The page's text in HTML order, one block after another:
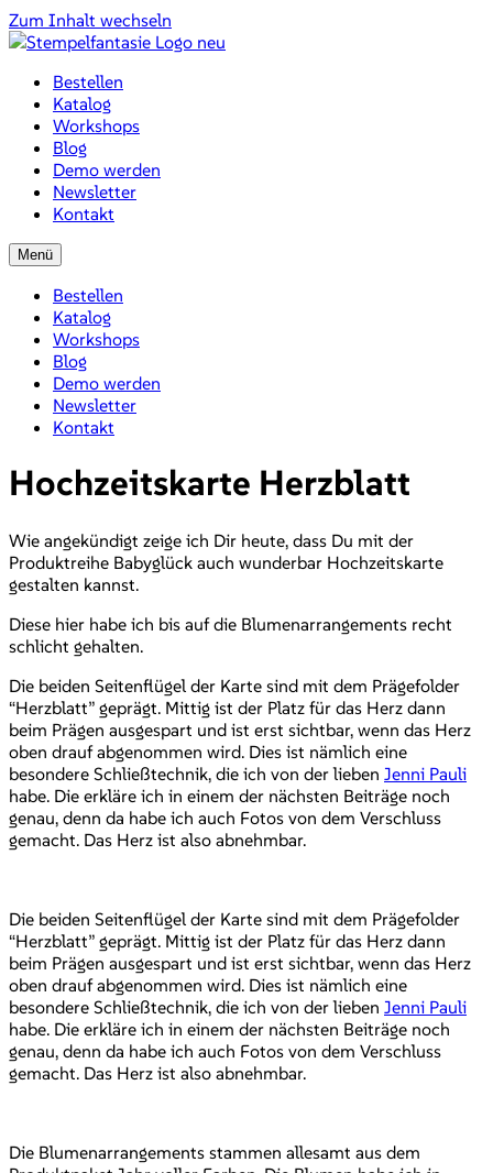
Zum Inhalt wechseln
Bestellen
Katalog
Workshops
Blog
Demo werden
Newsletter
Kontakt
Menü
Bestellen
Katalog
Workshops
Blog
Demo werden
Newsletter
Kontakt
Hochzeitskarte Herzblatt
Wie angekündigt zeige ich Dir heute, dass Du mit der
Produktreihe Babyglück auch wunderbar Hochzeitskarte
gestalten kannst.
Diese hier habe ich bis auf die Blumenarrangements recht
schlicht gehalten.
Die beiden Seitenflügel der Karte sind mit dem Prägefolder
“Herzblatt” geprägt. Mittig ist der Platz für das Herz dann
beim Prägen ausgespart und ist erst sichtbar, wenn das Herz
oben drauf abgenommen wird. Dies ist nämlich eine
besondere Schließtechnik, die ich von der lieben Jenni Pauli
habe. Die erkläre ich in einem der nächsten Beiträge noch
genau, denn da habe ich auch Fotos von dem Verschluss
gemacht. Das Herz ist also abnehmbar.
Die beiden Seitenflügel der Karte sind mit dem Prägefolder
“Herzblatt” geprägt. Mittig ist der Platz für das Herz dann
beim Prägen ausgespart und ist erst sichtbar, wenn das Herz
oben drauf abgenommen wird. Dies ist nämlich eine
besondere Schließtechnik, die ich von der lieben Jenni Pauli
habe. Die erkläre ich in einem der nächsten Beiträge noch
genau, denn da habe ich auch Fotos von dem Verschluss
gemacht. Das Herz ist also abnehmbar.
Die Blumenarrangements stammen allesamt aus dem